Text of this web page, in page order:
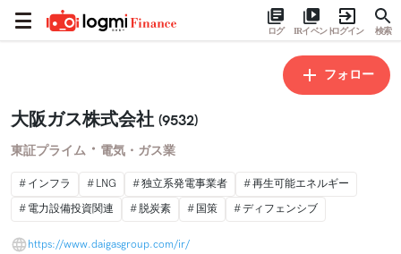
ログ IRイベントログイン 検索
フォロー
大阪ガス株式会社 (9532)
東証プライム ・ 電気・ガス業
インフラ LNG 独立系発電事業者
再生可能エネルギー
電力設備投資関連
脱炭素 国策 ディフェンシブ
https://www.daigasgroup.com/ir/